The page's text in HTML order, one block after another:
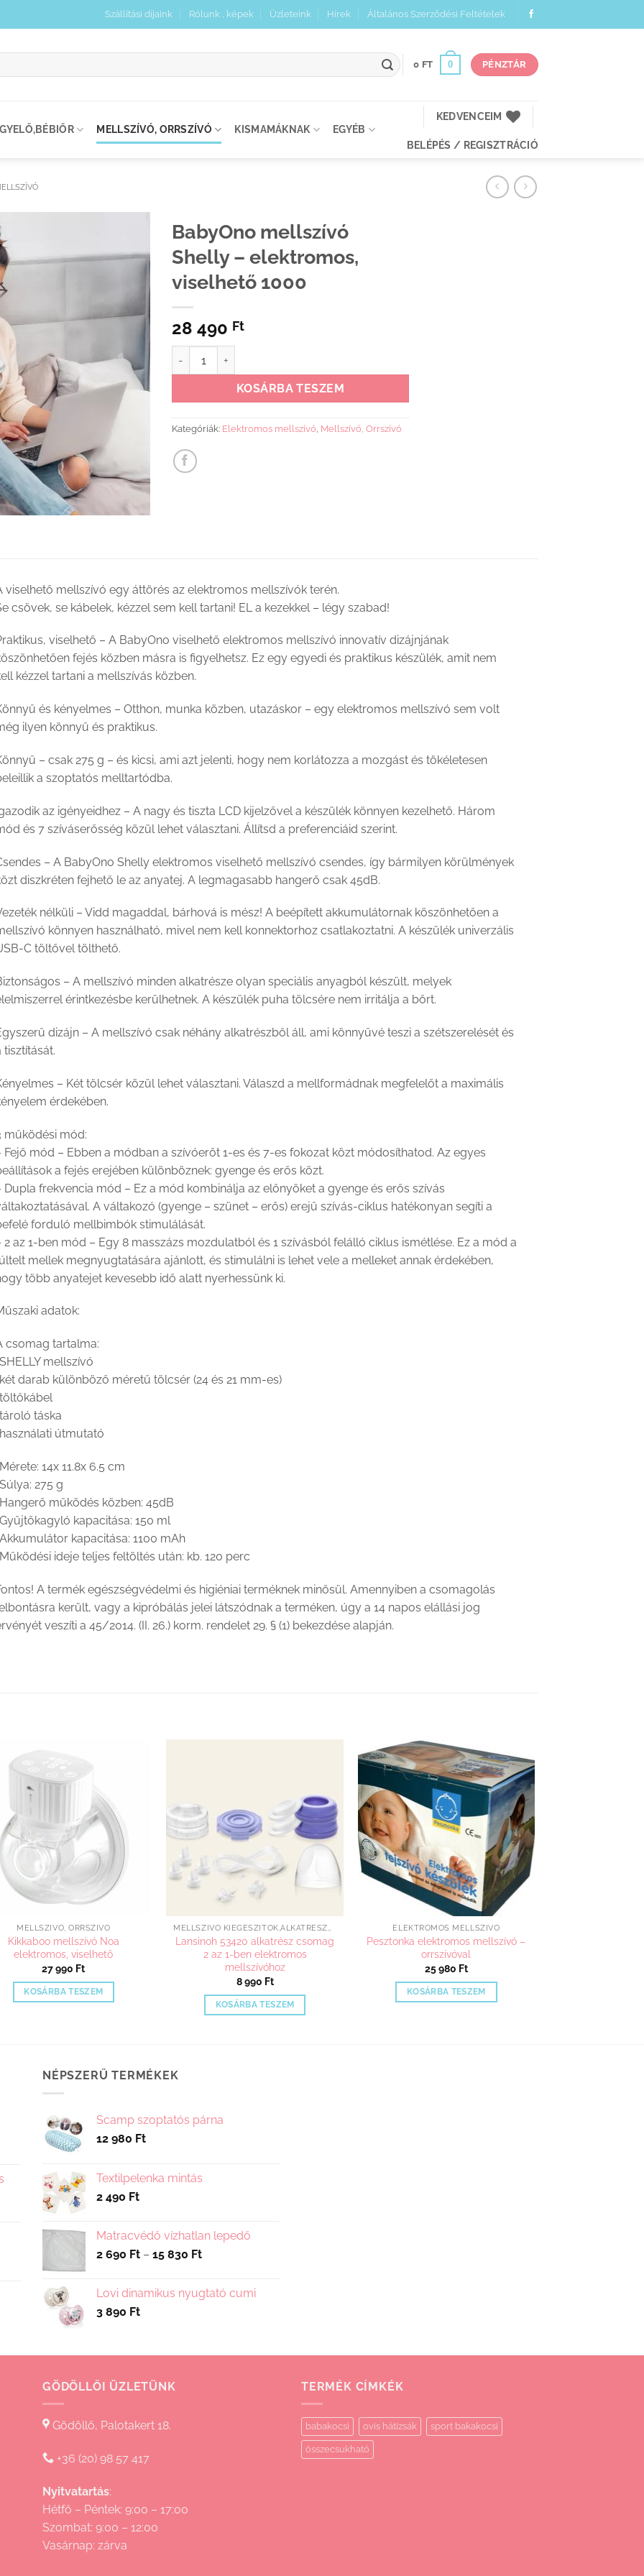
Szállítási díjaink Rólunk , képek Üzleteink Hírek Általános Szerződési Feltételek
0 FT 0 PÉNZTÁR
MELLSZÍVÓ, ORRSZÍVÓ KISMAMÁKNAK EGYÉB
KEDVENCEIM
BELÉPÉS / REGISZTRÁCIÓ
Kedvenceimhez
BabyOno mellszívó
Shelly – elektromos,
viselhető 1000
28 490 Ft
KOSÁRBA TESZEM
Kategóriák: Elektromos mellszívó Mellszívó, Orrszívó
viselhető mellszívó egy áttörés az elektromos mellszívók terén.
csövek, se kábelek, kézzel sem kell tartani! EL a kezekkel – légy szabad!
viselhető – A BabyOno viselhető elektromos mellszívó innovatív dizájnjának
fejés közben másra is figyelhetsz. Ez egy egyedi és praktikus készülék, amit nem
kézzel tartani a mellszívás közben.
és kényelmes – Otthon, munka közben, utazáskor – egy elektromos mellszívó sem volt
ilyen könnyű és praktikus.
– csak 275 g – és kicsi, ami azt jelenti, hogy nem korlátozza a mozgást és tökéletesen
a szoptatós melltartódba.
az igényeidhez – A nagy és tiszta LCD kijelzővel a készülék könnyen kezelhető. Három
és 7 szíváserősség közül lehet választani. Állítsd a preferenciáid szerint.
– A BabyOno Shelly elektromos viselhető mellszívó csendes, így bármilyen körülmények
diszkréten fejhető le az anyatej. A legmagasabb hangerő csak 45dB.
nélküli – Vidd magaddal, bárhová is mész! A beépített akkumulátornak köszönhetően a
könnyen használható, mivel nem kell konnektorhoz csatlakoztatni. A készülék univerzális
C töltővel tölthető.
– A mellszívó minden alkatrésze olyan speciális anyagból készült, melyek
érintkezésbe kerülhetnek. A készülék puha tölcsére nem irritálja a bőrt.
dizájn – A mellszívó csak néhány alkatrészből áll, ami könnyűvé teszi a szétszerelését és
tisztítását.
– Két tölcsér közül lehet választani. Válaszd a mellformádnak megfelelőt a maximális
érdekében.
működési mód:
Fejő mód – Ebben a módban a szívóerőt 1-es és 7-es fokozat közt módosíthatod. Az egyes
a fejés erejében különböznek: gyenge és erős közt.
Dupla frekvencia mód – Ez a mód kombinálja az előnyöket a gyenge és erős szívás
A váltakozó (gyenge – szünet – erős) erejű szívás-ciklus hatékonyan segíti a
forduló mellbimbók stimulálását.
2 az 1-ben mód – Egy 8 masszázs mozdulatból és 1 szívásból felálló ciklus ismétlése. Ez a mód a
mellek megnyugtatására ajánlott, és stimulálni is lehet vele a melleket annak érdekében,
több anyatejet kevesebb idő alatt nyerhessünk ki.
adatok:
csomag tartalma:
mellszívó
darab különböző méretű tölcsér (24 és 21 mm-es)
táska
útmutató
14x 11.8x 6.5 cm
275 g
működés közben: 45dB
kapacitása: 150 ml
kapacitása: 1100 mAh
ideje teljes feltöltés után: kb. 120 perc
A termék egészségvédelmi és higiéniai terméknek minősül. Amennyiben a csomagolás
került, vagy a kipróbálás jelei látszódnak a terméken, úgy a 14 napos elállási jog
veszíti a 45/2014. (II. 26.) korm. rendelet 29. § (1) bekezdése alapján.
Kedvenceimhez
MELLSZÍVÓ, ORRSZÍVÓ
Kikkaboo mellszívó Noa
elektromos, viselhető
27 990 Ft
KOSÁRBA TESZEM
MELLSZÍVÓ KIEGÉSZÍTŐK,ALKATRÉSZEK
Lansinoh 53420 alkatrész csomag
2 az 1-ben elektromos
mellszívóhoz
8 990 Ft
KOSÁRBA TESZEM
Kedvenceimhez
adom
ELEKTROMOS MELLSZÍVÓ
Pesztonka elektromos mellszívó –
orrszívóval
25 980 Ft
KOSÁRBA TESZEM
NÉPSZERŰ TERMÉKEK
Scamp szoptatós párna
12 980 Ft
Textilpelenka mintás
2 490 Ft
Matracvédő vízhatlan lepedő
2 690 Ft – 15 830 FtÁrtartomány:
-
Lovi dinamikus nyugtató cumi
3 890 Ft
GÖDÖLLŐI ÜZLETÜNK
Gödöllő, Palotakert 18.
+36 (20) 98 57 417
Nyitvatartás:
Hétfő – Péntek: 9:00 – 17:00
Szombat: 9:00 – 12:00
Vasárnap: zárva
TERMÉK CÍMKÉK
babakocsi ovis hátizsák sport bakakocsi
összecsukható